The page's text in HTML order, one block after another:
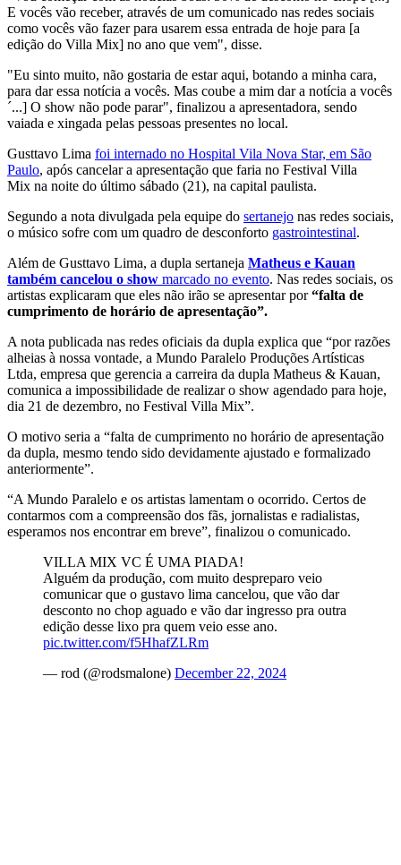
E vocês vão receber, através de um comunicado nas redes sociais
como vocês vão fazer para usarem essa entrada de hoje para [a
edição do Villa Mix] no ano que vem", disse.
"Eu sinto muito, não gostaria de estar aqui, botando a minha cara,
para dar essa notícia a vocês. Mas coube a mim dar a notícia a vocês
´...] O show não pode parar", finalizou a apresentadora, sendo
vaiada e xingada pelas pessoas presentes no local.
Gusttavo Lima foi internado no Hospital Vila Nova Star, em São
Paulo, após cancelar a apresentação que faria no Festival Villa
Mix na noite do último sábado (21), na capital paulista.
Segundo a nota divulgada pela equipe do sertanejo nas redes sociais,
o músico sofre com um quadro de desconforto gastrointestinal.
Além de Gusttavo Lima, a dupla sertaneja Matheus e Kauan
também cancelou o show marcado no evento. Nas redes sociais, os
artistas explicaram que eles não irão se apresentar por“falta de
cumprimento de horário de apresentação”.
A nota publicada nas redes oficiais da dupla explica que “por razões
alheias à nossa vontade, a Mundo Paralelo Produções Artísticas
Ltda, empresa que gerencia a carreira da dupla Matheus & Kauan,
comunica a impossibilidade de realizar o show agendado para hoje,
dia 21 de dezembro, no Festival Villa Mix”.
O motivo seria a “falta de cumprimento no horário de apresentação
da dupla, mesmo tendo sido devidamente ajustado e formalizado
anteriormente”.
“A Mundo Paralelo e os artistas lamentam o ocorrido. Certos de
contarmos com a compreensão dos fãs, jornalistas e radialistas,
esperamos nos encontrar em breve”, finalizou o comunicado.
VILLA MIX VC É UMA PIADA!
Alguém da produção, com muito despreparo veio
comunicar que o gustavo lima cancelou, que vão dar
desconto no chop aguado e vão dar ingresso pra outra
edição desse lixo pra quem veio esse ano.
pic.twitter.com/f5HhafZLRm
— rod (@rodsmalone) December 22, 2024